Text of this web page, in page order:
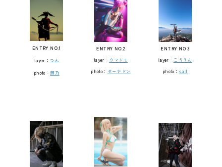
ENTRY NO.1
layer： つん
photo：瀬乃
ENTRY NO.2
layer： ウマドモ
photo： せーヤドン
ENTRY NO.3
layer： こうりん
photo： salt